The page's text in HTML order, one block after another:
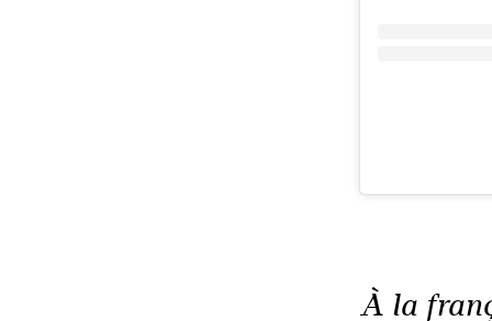
À la